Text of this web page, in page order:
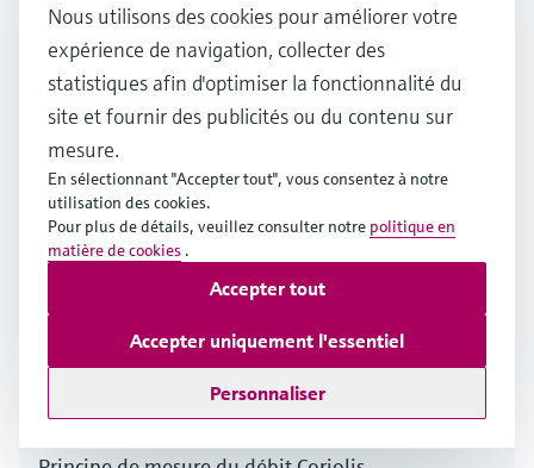
Plusieurs industries
Nous utilisons des cookies pour améliorer votre
expérience de navigation, collecter des
statistiques afin d'optimiser la fonctionnalité du
site et fournir des publicités ou du contenu sur
mesure.
En sélectionnant "Accepter tout", vous consentez à notre
utilisation des cookies.
Pour plus de détails, veuillez consulter notre politique en
matière de cookies .
Personnaliser
Accepter uniquement l'essentiel
Accepter tout